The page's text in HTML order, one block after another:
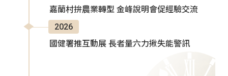
嘉蘭村拚農業轉型 金峰說明會促經驗交流
2026
國健署推互動展 長者量六力揪失能警訊